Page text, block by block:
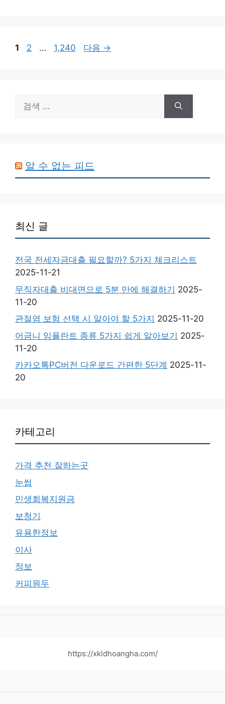
페
1
페
2 …
페
1,240 다음 →
색:
알 수 없는 피드
최신 글
전국 전세자금대출 필요할까? 5가지 체크리스트
2025-11-21
무직자대출 비대면으로 5분 만에 해결하기 2025-
11-20
관절염 보험 선택 시 알아야 할 5가지 2025-11-20
어금니 임플란트 종류 5가지 쉽게 알아보기 2025-
11-20
카카오톡PC버전 다운로드 간편한 5단계 2025-11-
20
카테고리
가격 추천 잘하는곳
눈썹
민생회복지원금
보청기
유용한정보
이사
정보
커피원두
https://xkldhoangha.com/